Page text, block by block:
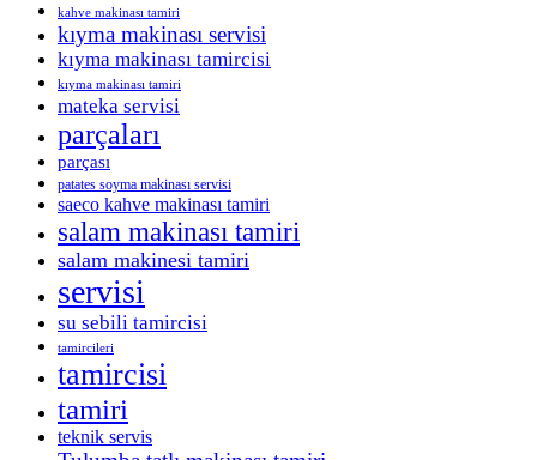
kahve makinası tamiri
kıyma makinası servisi
kıyma makinası tamircisi
kıyma makinası tamiri
mateka servisi
parçaları
parçası
patates soyma makinası servisi
saeco kahve makinası tamiri
salam makinası tamiri
salam makinesi tamiri
servisi
su sebili tamircisi
tamircileri
tamircisi
tamiri
teknik servis